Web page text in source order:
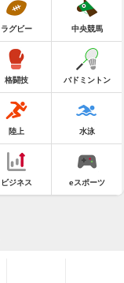
ラグビー 中央競馬
格闘技 バドミントン
陸上 水泳
ビジネス eスポーツ